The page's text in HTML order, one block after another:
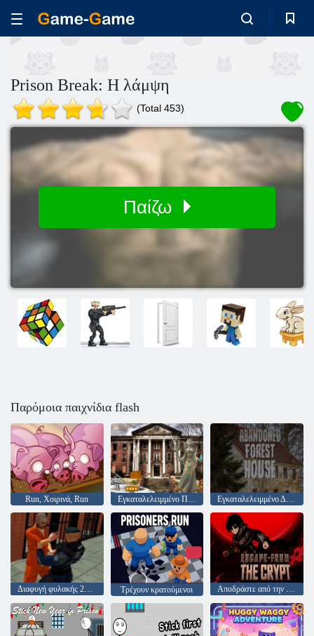
Prison Break: Η λάμψη
(Total 453)
Παίζω
Παρόμοια παιχνίδια flash
Run, Χοιρινά, Run Εγκαταλελειμμένο Πανεπιστήμιο Html5 Escape Εγκαταλελειμμένο Δασικό Σώμα
Διαφυγή φυλακής 2020 Τρέχουν κρατούμενοι Αποδράστε από την κρύπτη